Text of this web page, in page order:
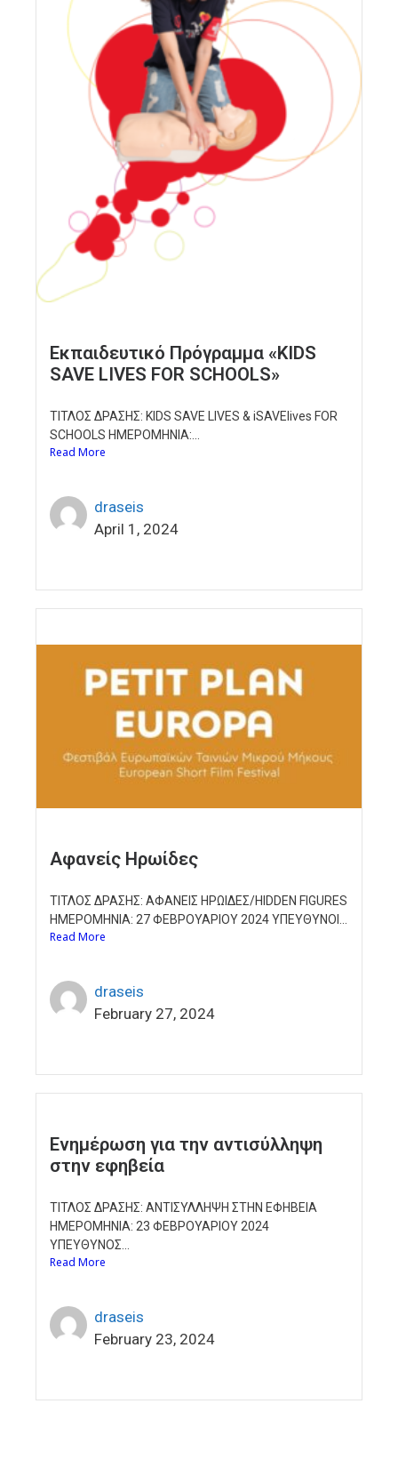
Εκπαιδευτικό Πρόγραμμα «KIDS
SAVE LIVES FOR SCHOOLS»
ΤΙΤΛΟΣ ΔΡΑΣΗΣ: KIDS SAVE LIVES & iSAVElives FOR
SCHOOLS ΗΜΕΡΟΜΗΝΙΑ:...
Read More
draseis
April 1, 2024
Αφανείς Ηρωίδες
ΤΙΤΛΟΣ ΔΡΑΣΗΣ: ΑΦΑΝΕΙΣ ΗΡΩΙΔΕΣ/HIDDEN FIGURES
ΗΜΕΡΟΜΗΝΙΑ: 27 ΦΕΒΡΟΥΑΡΙΟΥ 2024 ΥΠΕΥΘΥΝΟI...
Read More
draseis
February 27, 2024
Ενημέρωση για την αντισύλληψη
στην εφηβεία
ΤΙΤΛΟΣ ΔΡΑΣΗΣ: ΑΝΤΙΣΥΛΛΗΨΗ ΣΤΗΝ ΕΦΗΒΕΙΑ
ΗΜΕΡΟΜΗΝΙΑ: 23 ΦΕΒΡΟΥΑΡΙΟΥ 2024
ΥΠΕΥΘΥΝΟΣ...
Read More
draseis
February 23, 2024